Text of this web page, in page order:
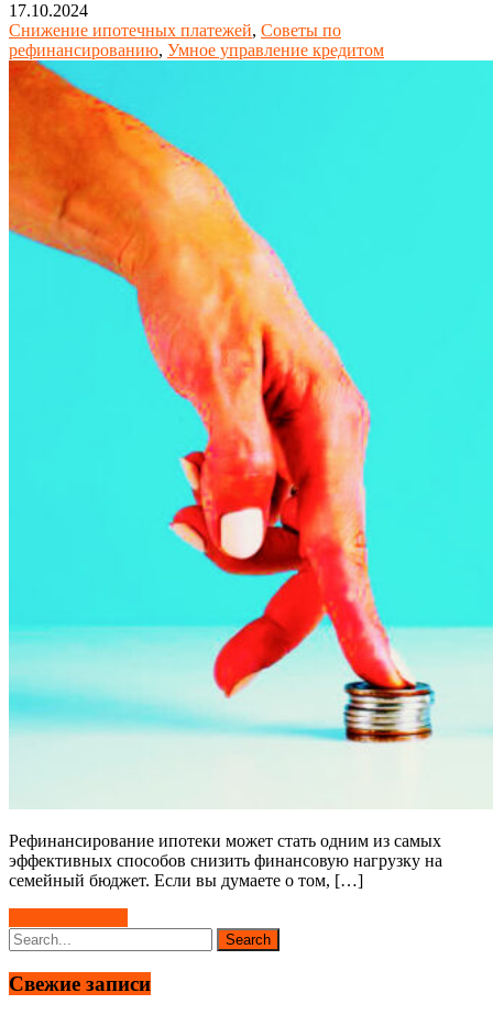
17.10.2024
Снижение ипотечных платежей, Советы по
рефинансированию, Умное управление кредитом
Рефинансирование ипотеки может стать одним из самых
эффективных способов снизить финансовую нагрузку на
семейный бюджет. Если вы думаете о том, […]
Свежие записи